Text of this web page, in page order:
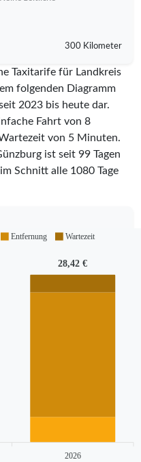
300 Kilometer
Taxitarife für Landkreis
folgenden Diagramm
2023 bis heute dar.
Fahrt von 8
von 5 Minuten.
ist seit 99 Tagen
Schnitt alle 1080 Tage
28,42 €
2026
Entfernung Wartezeit